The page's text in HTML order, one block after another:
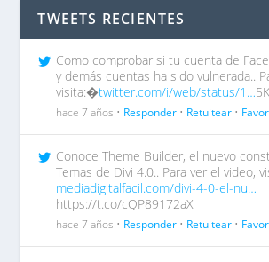
TWEETS RECIENTES
Como comprobar si tu cuenta de
y demás cuentas ha sido vulnerada..
visita:�twitter.com/i/web/status/1…
hace 7 años • Responder • Retuitear •
Conoce Theme Builder, el nuevo
Temas de Divi 4.0.. Para ver el video,
mediadigitalfacil.com/divi-4-0-el-nu…
https://t.co/cQP89172aX
hace 7 años • Responder • Retuitear •